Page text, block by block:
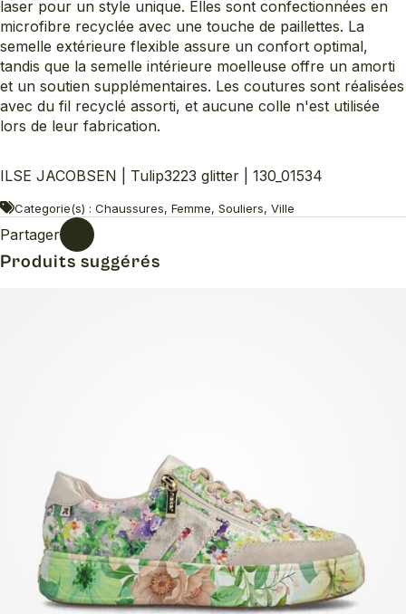
laser pour un style unique. Elles sont confectionnées en
microfibre recyclée avec une touche de paillettes. La
semelle extérieure flexible assure un confort optimal,
tandis que la semelle intérieure moelleuse offre un amorti
et un soutien supplémentaires. Les coutures sont réalisées
avec du fil recyclé assorti, et aucune colle n'est utilisée
lors de leur fabrication.
ILSE JACOBSEN | Tulip3223 glitter | 130_01534
Categorie(s) : Chaussures, Femme, Souliers, Ville
Partager
Produits suggérés